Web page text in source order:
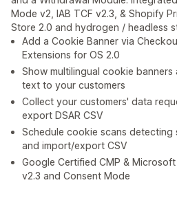
Mode v2, IAB TCF v2.3, & Shopify
Store 2.0 and hydrogen / headless
Add a Cookie Banner via
Extensions for OS 2.0
Show multilingual cookie
text to your customers
Collect your customers' data
export DSAR CSV
Schedule cookie scans
and import/export CSV
Google Certified CMP &
v2.3 and Consent Mode